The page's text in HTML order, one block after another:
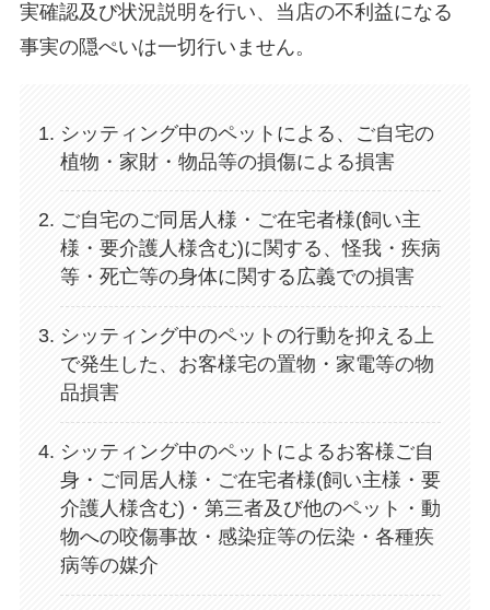
実確認及び状況説明を行い、当店の不利益になる
事実の隠ぺいは一切行いません。
シッティング中のペットによる、ご自宅の
植物・家財・物品等の損傷による損害
ご自宅のご同居人様・ご在宅者様(飼い主
様・要介護人様含む)に関する、怪我・疾病
等・死亡等の身体に関する広義での損害
シッティング中のペットの行動を抑える上
で発生した、お客様宅の置物・家電等の物
品損害
シッティング中のペットによるお客様ご自
身・ご同居人様・ご在宅者様(飼い主様・要
介護人様含む)・第三者及び他のペット・動
物への咬傷事故・感染症等の伝染・各種疾
病等の媒介